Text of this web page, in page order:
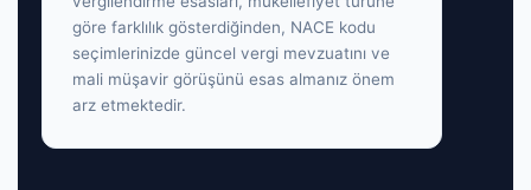
göre farklılık gösterdiğinden, NACE kodu
seçimlerinizde güncel vergi mevzuatını ve
mali müşavir görüşünü esas almanız önem
arz etmektedir.